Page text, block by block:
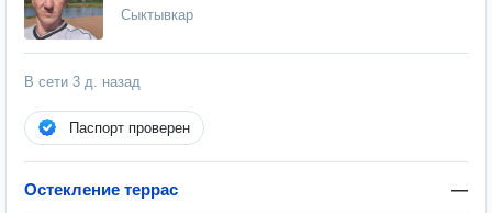
Сыктывкар
В сети 3 д. назад
Паспорт проверен
Остекление террас —